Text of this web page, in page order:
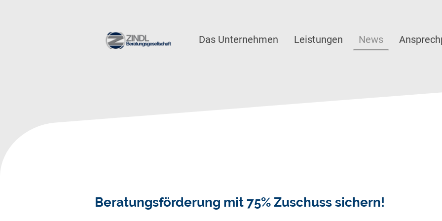
Das Unternehmen Leistungen News
Beratungsförderung mit 75% Zuschuss sichern!